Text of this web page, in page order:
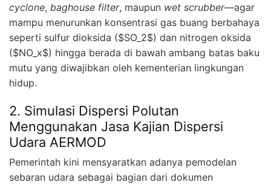
cyclone, baghouse filter, maupun wet scrubber—agar
mampu menurunkan konsentrasi gas buang berbahaya
seperti sulfur dioksida ($SO_2$) dan nitrogen oksida
($NO_x$) hingga berada di bawah ambang batas baku
mutu yang diwajibkan oleh kementerian lingkungan
hidup.
2. Simulasi Dispersi Polutan
Menggunakan Jasa Kajian Dispersi
Udara AERMOD
Pemerintah kini mensyaratkan adanya pemodelan
sebaran udara sebagai bagian dari dokumen